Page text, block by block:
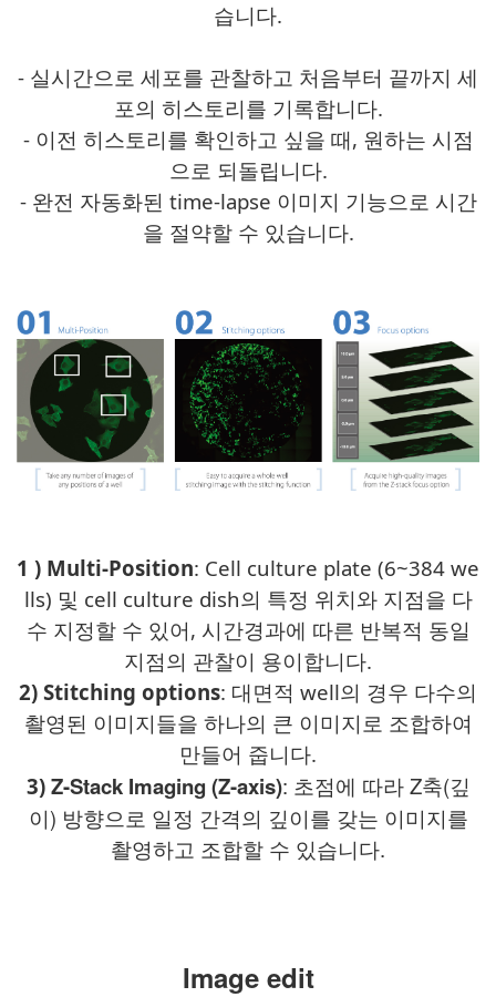
습니다.
- 실시간으로 세포를 관찰하고 처음부터 끝까지 세
포의 히스토리를 기록합니다.
- 이전 히스토리를 확인하고 싶을 때, 원하는 시점
으로 되돌립니다.
- 완전 자동화된 time-lapse 이미지 기능으로 시간
을 절약할 수 있습니다.
1 ) Multi-Position: Cell culture plate (6~384 we
lls) 및 cell culture dish의 특정 위치와 지점을 다
수 지정할 수 있어, 시간경과에 따른 반복적 동일
지점의 관찰이 용이합니다.
2) Stitching options: 대면적 well의 경우 다수의
촬영된 이미지들을 하나의 큰 이미지로 조합하여
만들어 줍니다.
3)Z-Stack Imaging (Z-axis): 초점에 따라 Z축(깊
이) 방향으로 일정 간격의 깊이를 갖는 이미지를
촬영하고 조합할 수 있습니다.
Image edit